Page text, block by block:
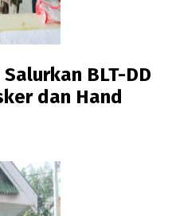
BLT-DD
dan Hand